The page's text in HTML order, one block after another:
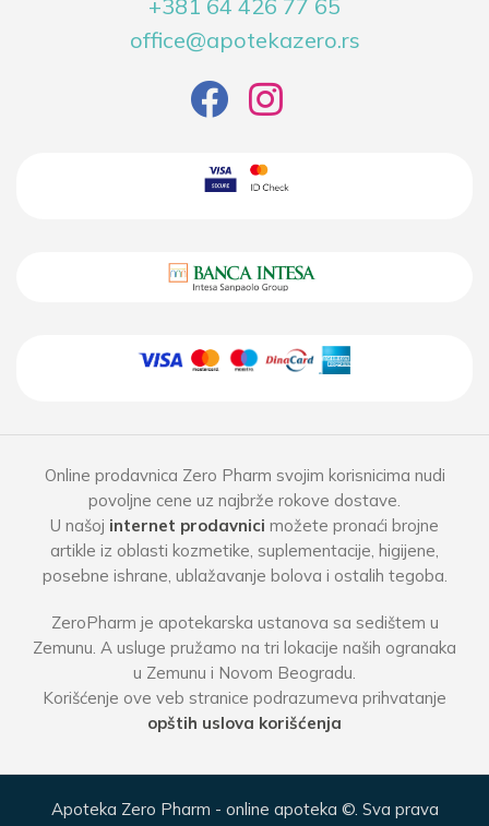
+381 64 426 77 65
office@apotekazero.rs
Online prodavnica Zero Pharm svojim korisnicima nudi
povoljne cene uz najbrže rokove dostave.
U našoj internet prodavnici možete pronaći brojne
artikle iz oblasti kozmetike, suplementacije, higijene,
posebne ishrane, ublažavanje bolova i ostalih tegoba.
ZeroPharm je apotekarska ustanova sa sedištem u
Zemunu. A usluge pružamo na tri lokacije naših ogranaka
u Zemunu i Novom Beogradu.
Korišćenje ove veb stranice podrazumeva prihvatanje
opštih uslova korišćenja
Apoteka Zero Pharm - online apoteka ©. Sva prava